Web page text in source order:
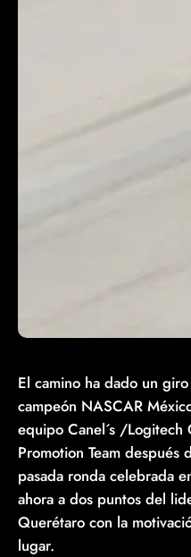
El camino ha dado un
campeón NASCAR
equipo Canel´s /
Promotion Team
pasada ronda celebrada
ahora a dos puntos del
Querétaro con la
lugar.